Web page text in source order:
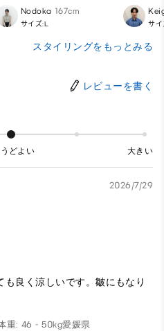
Nodoka 167cm
サイズ:L サ
スタイリングをもっとみる
レビューを書く
どよい 大きい
2026/7/29
良く涼しいです。皺にもなり
重: 46 - 50kg愛媛県